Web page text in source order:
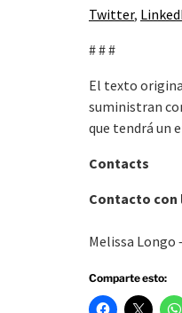
Twitter,
# # #
El texto
suministran
que tendrá un
Contacts
Contacto con
Melissa Longo
Comparte esto: